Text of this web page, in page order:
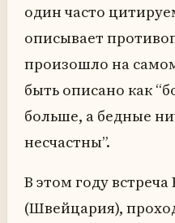
один часто
описывает
произошло на
быть описано как
больше, а бедные
несчастны”.
В этом году
(Швейцария),